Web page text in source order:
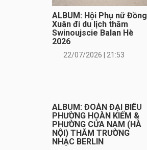
ALBUM: Hội Phụ nữ Đồng
Xuân đi du lịch thăm
Swinoujscie Balan Hè
2026
22/07/2026 | 21:53
ALBUM: ĐOÀN ĐẠI BIỂU
PHƯỜNG HOÀN KIẾM &
PHƯỜNG CỬA NAM (HÀ
NỘI) THĂM TRƯỜNG
NHẠC BERLIN